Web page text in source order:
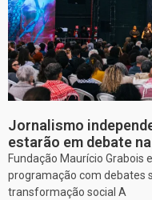
Jornalismo
estarão em debate
Fundação Maurício Grabois
programação com debates
transformação social A